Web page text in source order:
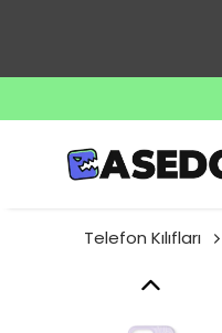
Telefon Kılıfları